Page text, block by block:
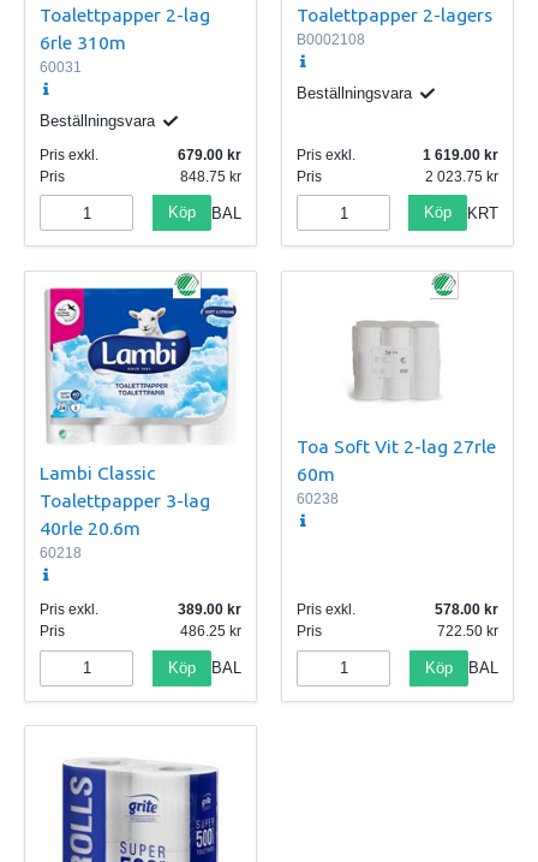
Toalettpapper 2-lag
6rle 310m
60031
Beställningsvara
Pris exkl.
679.00
Pris
848.75
Köp BAL
Toalettpapper 2-lagers
B0002108
Beställningsvara
Pris exkl.
1 619.00
Pris
2 023.75
Köp KRT
Lambi Classic
Toalettpapper 3-lag
40rle 20.6m
60218
Pris exkl.
389.00
Pris
486.25
Köp BAL
Toa Soft Vit 2-lag 27rle
60m
60238
Pris exkl.
578.00
Pris
722.50
Köp BAL